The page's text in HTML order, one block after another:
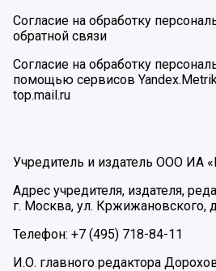
Согласие на обработку
обратной связи
Согласие на обработку
помощью сервисов
top.mail.ru
Учредитель и издатель ООО ИА
Адрес учредителя, издателя,
г. Москва, ул. Кржижановского,
Телефон: +7 (495) 718-84-11
И.О. главного редактора